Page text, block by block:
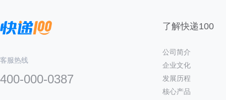
客服热线
400-000-0387
了解快递100
公司简介
企业文化
发展历程
核心产品